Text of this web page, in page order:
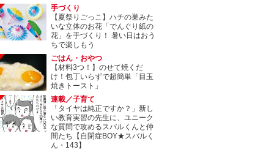
手づくり
【夏祭りごっこ】ハチの巣みた
いな立体のお花「でんぐり紙の
花」を手づくり！ 暑い日はおう
ちで楽しもう
ごはん・おやつ
【材料3つ！】のせて焼くだ
け！包丁いらずで超簡単「目玉
焼きトースト」
連載／子育て
「タイヤは純正ですか？」新し
い教育実習の先生に、ユニーク
な質問で攻めるスバルくんと仲
間たち【自閉症BOY★スバルく
ん・143】